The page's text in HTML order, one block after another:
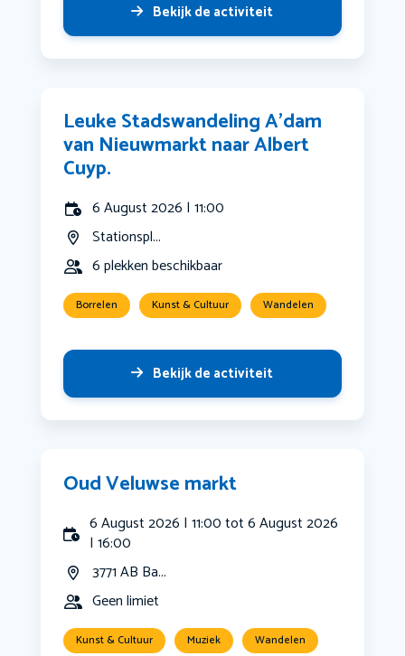
Bekijk de activiteit
Leuke Stadswandeling A’dam
van Nieuwmarkt naar Albert
Cuyp.
6 August 2026 | 11:00
Stationspl...
6 plekken beschikbaar
Borrelen Kunst & Cultuur Wandelen
Bekijk de activiteit
Oud Veluwse markt
6 August 2026 | 11:00 tot 6 August 2026
| 16:00
3771 AB Ba...
Geen limiet
Kunst & Cultuur Muziek Wandelen